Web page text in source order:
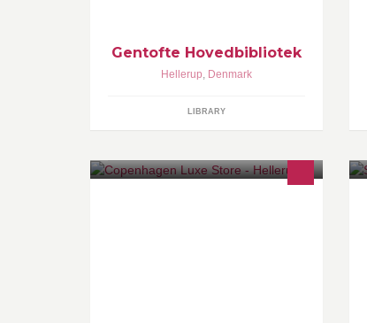
Gentofte Hovedbibliotek
Hellerup, Denmark
LIBRARY